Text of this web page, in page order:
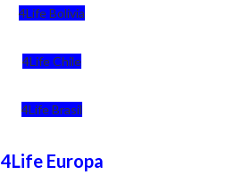
4Life Bolivia
4Life Chile
4Life Brasil
4Life Europa